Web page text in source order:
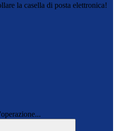
la casella di posta elettronica!